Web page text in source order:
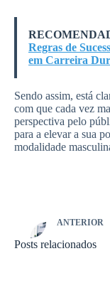
Regras de
em Carreira
Sendo assim, está
com que cada vez
perspectiva pelo
para a elevar a sua
modalidade
ANTERIOR
Posts relacionados